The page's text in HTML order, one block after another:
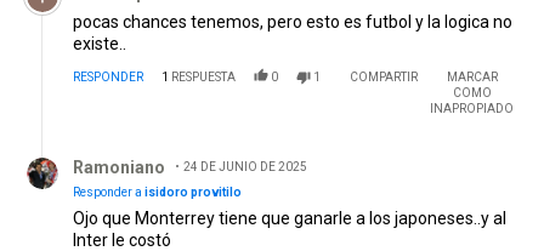
pocas chances tenemos, pero esto es futbol y la logica no
existe..
RESPONDER 1 RESPUESTA 0 1 COMPARTIR
MARCAR
COMO
INAPROPIADO
Ramoniano
24 DE JUNIO DE 2025
Responder a isidoro provitilo
Ojo que Monterrey tiene que ganarle a los japoneses..y al
Inter le costó